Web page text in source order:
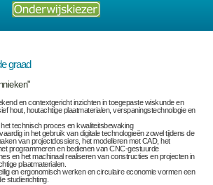
graad
en contextgericht inzichten in toegepaste wiskunde en
hout, houtachtige plaatmaterialen, verspaningstechnologie en
technisch proces en kwaliteitsbewaking
in het gebruik van digitale technologieën zowel tijdens de
van projectdossiers, het modelleren met CAD, het
programmeren en bedienen van CNC-gestuurde
en het machinaal realiseren van constructies en projecten in
plaatmaterialen.
en ergonomisch werken en circulaire economie vormen een
studierichting.